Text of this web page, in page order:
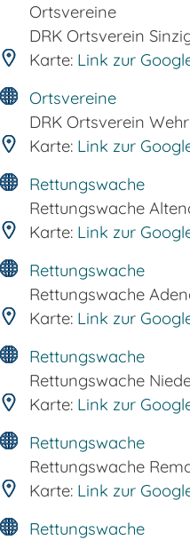
Ortsvereine
DRK Ortsverein
Karte: Link zur
Ortsvereine
DRK Ortsverein Wehr
Karte: Link zur
Rettungswache
Rettungswache
Karte: Link zur
Rettungswache
Rettungswache
Karte: Link zur
Rettungswache
Rettungswache
Karte: Link zur
Rettungswache
Rettungswache
Karte: Link zur
Rettungswache